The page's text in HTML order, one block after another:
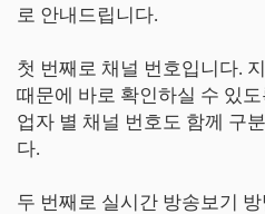
로 안내드립니다.
첫 번째로 채널 번호입니다.
때문에 바로 확인하실 수 있
업자 별 채널 번호도 함께 구
다.
두 번째로 실시간 방송보기